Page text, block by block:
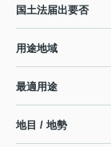
国土法届出要否
用途地域
最適用途
地目 / 地勢